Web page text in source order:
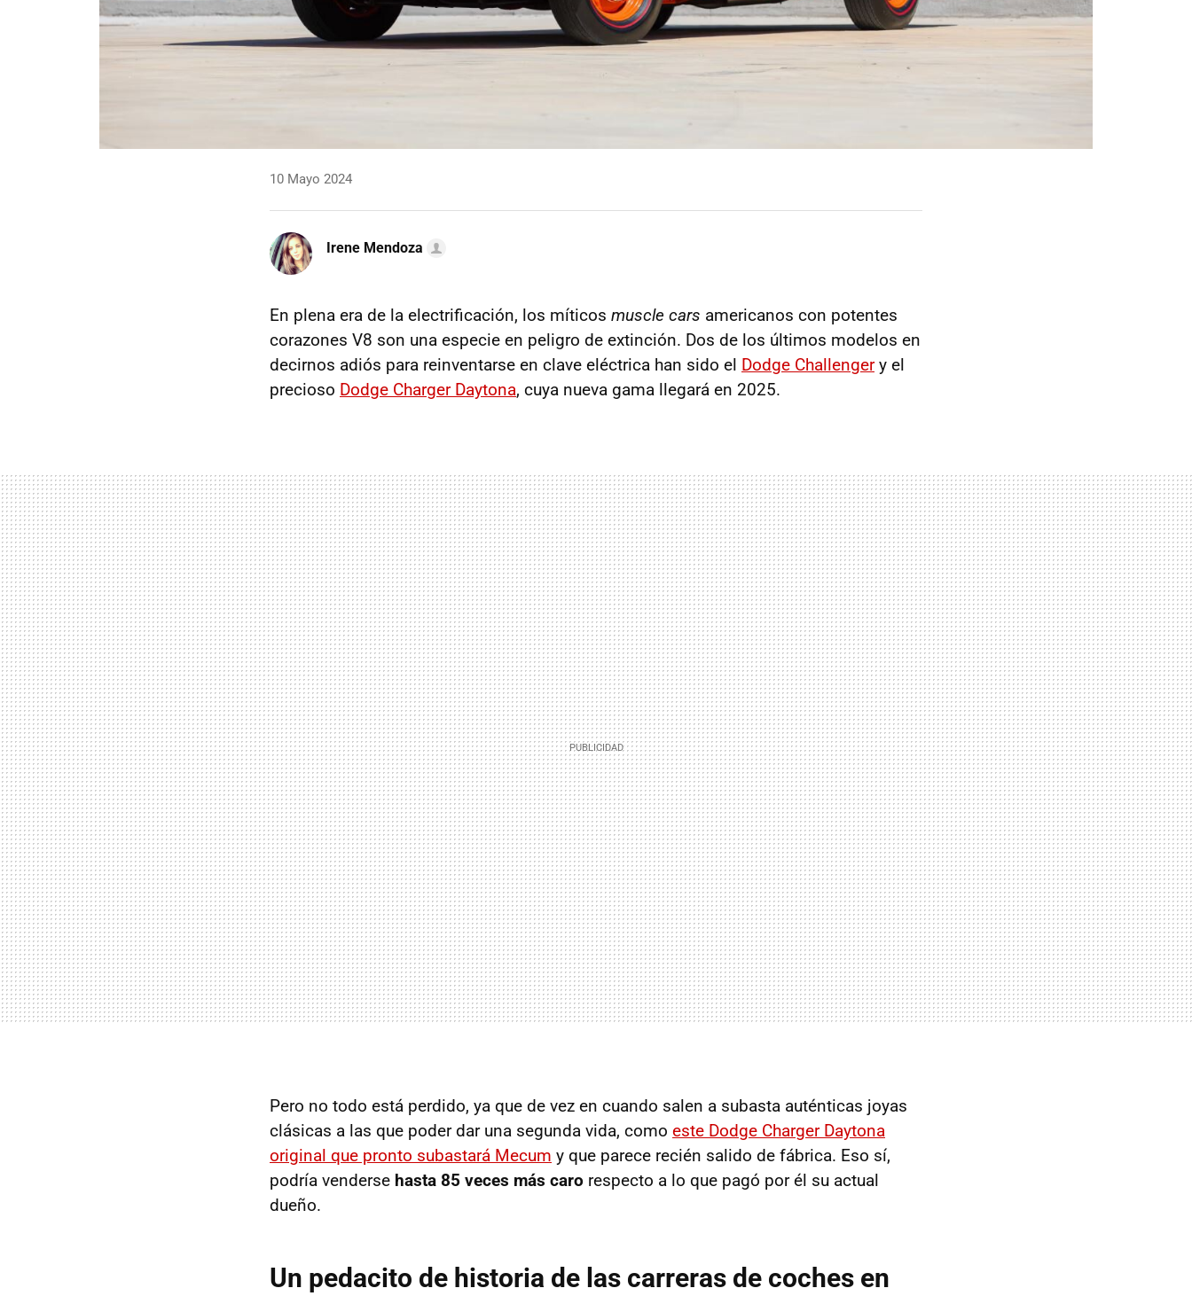
10 Mayo 2024
Irene Mendoza
En plena era de la electrificación, los míticos muscle cars americanos con potentes
corazones V8 son una especie en peligro de extinción. Dos de los últimos modelos en
decirnos adiós para reinventarse en clave eléctrica han sido el Dodge Challengery el
precioso Dodge Charger Daytona, cuya nueva gama llegará en 2025.
Pero no todo está perdido, ya que de vez en cuando salen a subasta auténticas joyas
clásicas a las que poder dar una segunda vida, como este Dodge Charger Daytona
original que pronto subastará Mecum y que parece recién salido de fábrica. Eso sí,
podría venderse hasta 85 veces más caro respecto a lo que pagó por él su actual
dueño.
Un pedacito de historia de las carreras de coches en